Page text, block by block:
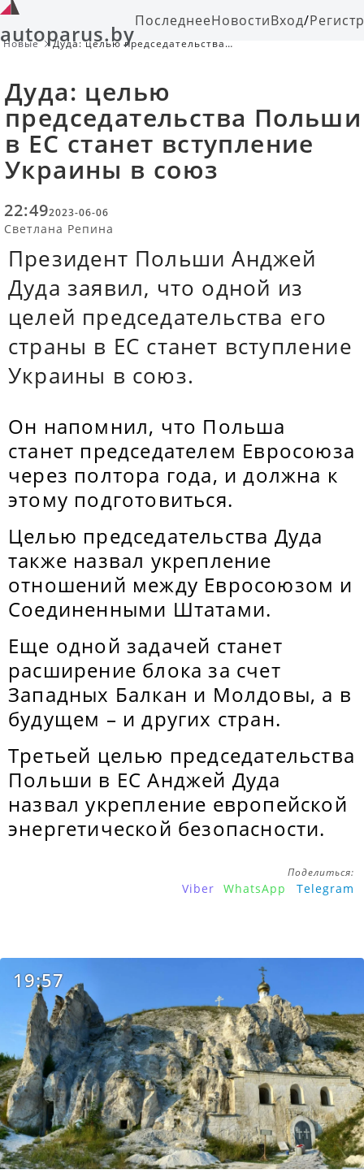
autoparus.byПоследнееНовостиВход/
Новые
Дуда: целью председательства
Дуда: целью
председательства Польши
в ЕС станет вступление
Украины в союз
22:492023-06-06
Светлана Репина
Президент Польши Анджей
Дуда заявил, что одной из
целей председательства его
страны в ЕС станет вступление
Украины в союз.
Он напомнил, что Польша
станет председателем Евросоюза
через полтора года, и должна к
этому подготовиться.
Целью председательства Дуда
также назвал укрепление
отношений между Евросоюзом и
Соединенными Штатами.
Еще одной задачей станет
расширение блока за счет
Западных Балкан и Молдовы, а в
будущем – и других стран.
Третьей целью председательства
Польши в ЕС Анджей Дуда
назвал укрепление европейской
энергетической безопасности.
Поделиться:
Viber WhatsApp Telegram
19:57